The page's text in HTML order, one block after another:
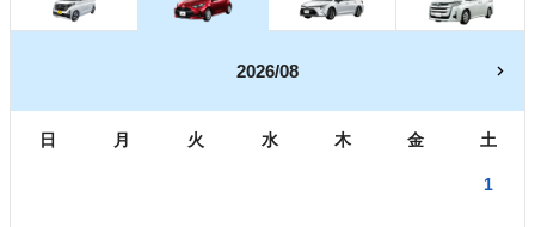
2026/08
日 月 火 水 木 金 土
1